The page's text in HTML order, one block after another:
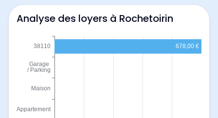
Analyse des loyers à Rochetoirin